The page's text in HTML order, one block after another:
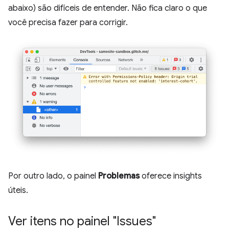
abaixo) são difíceis de entender. Não fica claro o que
você precisa fazer para corrigir.
Por outro lado, o painel Problemasoferece insights
úteis.
Ver itens no painel "Issues"